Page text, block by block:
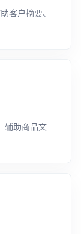
客户摘要、
辅助商品文